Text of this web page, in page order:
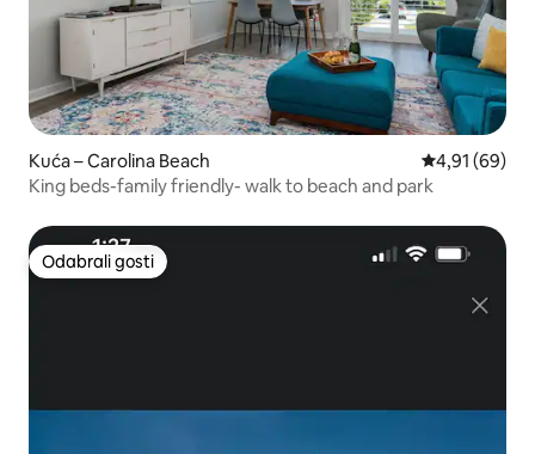
Kuća – Carolina Beach Prosječna
4,91 (69)
King beds-family friendly- walk to beach and park
Odabrali gosti
Odabrali gosti